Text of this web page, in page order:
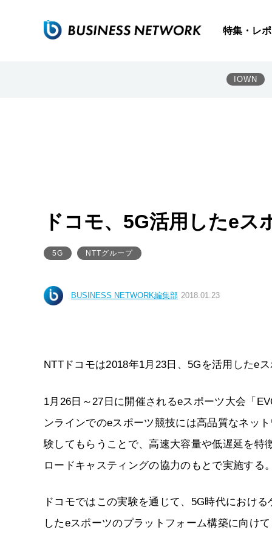
特集・レ
IOWN
ドコモ、5G活用したeス
5G NTTグループ
BUSINESS NETWORK編集部 2018.01.23
NTTドコモは2018年1月23日、5Gを活用したe
1月26日～27日に開催されるeスポーツ大会「
ンラインでのeスポーツ競技には高品質なネッ
験してもらうことで、高速大容量や低遅延を特
ロードキャスティングの協力のもとで実施する
ドコモではこの実験を通じて、5G時代におけ
したeスポーツのプラットフォーム構築に向け